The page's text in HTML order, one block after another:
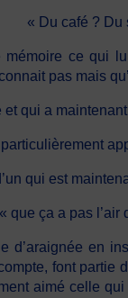
« Du café ? Du
mémoire ce qui
pas mais
et qui a
particulièrement
qui est
que ça a pas
d’araignée en
font partie
aimé celle